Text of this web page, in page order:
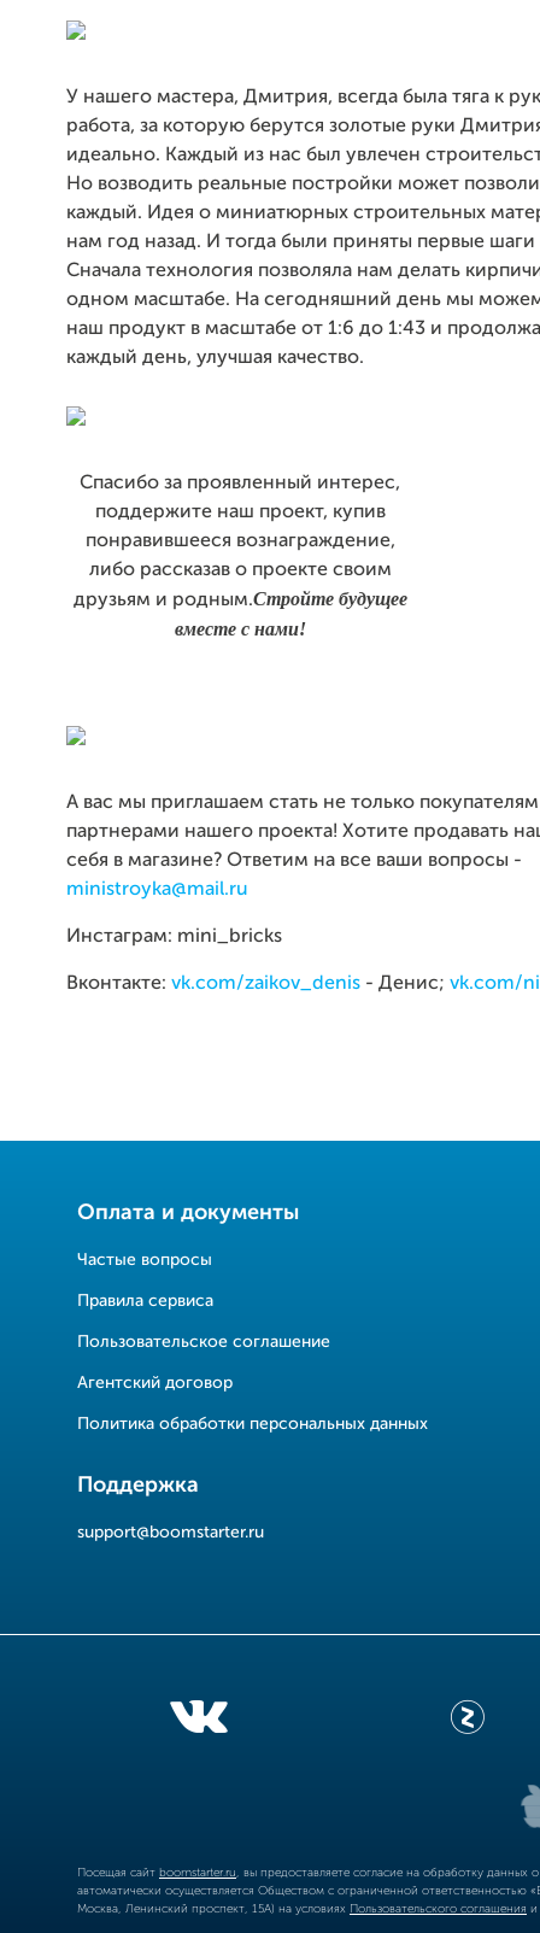
У нашего мастера, Дмитрия, всегда была тяга к
работа, за которую берутся золотые руки
идеально. Каждый из нас был увлечен
Но возводить реальные постройки может
каждый. Идея о миниатюрных строительных
нам год назад. И тогда были приняты первые шаги
Сначала технология позволяла нам делать
одном масштабе. На сегодняшний день мы
наш продукт в масштабе от 1:6 до 1:43 и
каждый день, улучшая качество.
Спасибо за проявленный интерес,
поддержите наш проект, купив
понравившееся вознаграждение,
либо рассказав о проекте своим
друзьям и родным.Стройте будущее
вместе с нами!
А вас мы приглашаем стать не только
партнерами нашего проекта! Хотите продавать
себя в магазине? Ответим на все ваши вопросы -
ministroyka@mail.ru
Инстаграм: mini_bricks
Вконтакте: vk.com/zaikov_denis - Денис; vk.com/
Оплата и документы
Частые вопросы
Правила сервиса
Пользовательское соглашение
Агентский договор
Политика обработки персональных данных
Поддержка
support@boomstarter.ru
Посещая сайт boomstarter.ru , вы предоставляете согласие на обработку
автоматически осуществляется Обществом с ограниченной
Москва, Ленинский проспект, 15А) на условиях Пользовательского соглашения и